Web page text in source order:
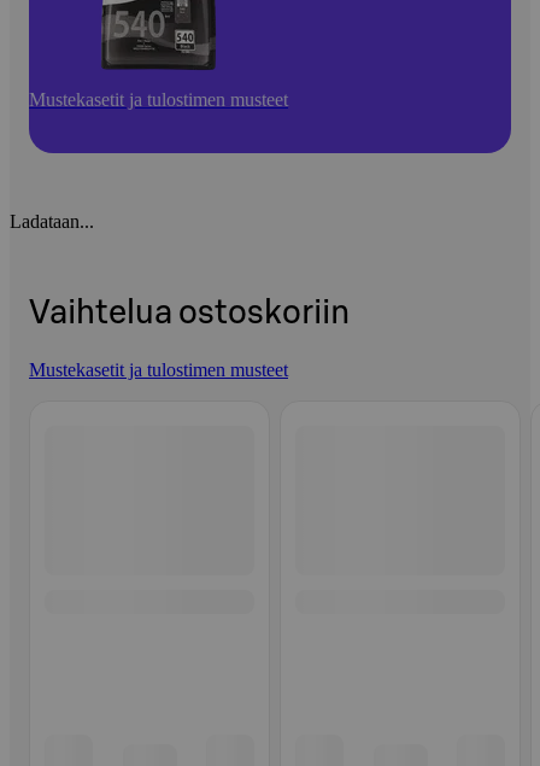
Mustekasetit ja tulostimen musteet
Ladataan...
Vaihtelua ostoskoriin
Mustekasetit ja tulostimen musteet